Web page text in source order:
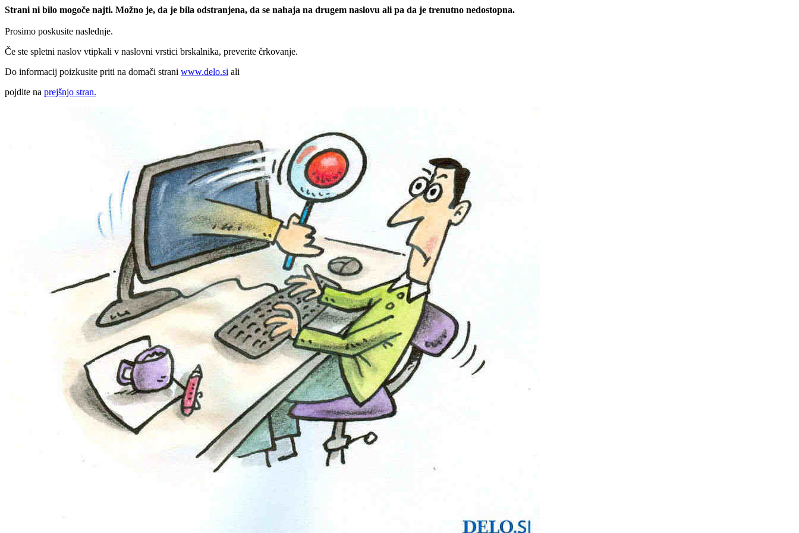
Strani ni bilo mogoče najti. Možno je, da je bila odstranjena, da se nahaja na drugem naslovu ali pa da je trenutno nedostopna.
Prosimo poskusite naslednje.
Če ste spletni naslov vtipkali v naslovni vrstici brskalnika, preverite črkovanje.
Do informacij poizkusite priti na domači strani www.delo.si ali
pojdite na prejšnjo stran.